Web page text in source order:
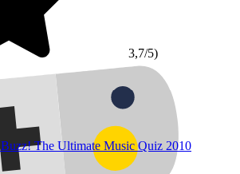
3,7/5)
Buzz! The Ultimate Music Quiz 2010